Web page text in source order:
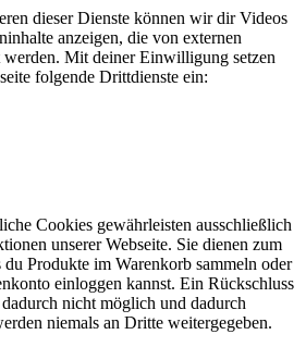
dieser Dienste können wir dir Videos
anzeigen, die von externen
werden. Mit deiner Einwilligung setzen
folgende Drittdienste ein:
Cookies gewährleisten ausschließlich
unserer Webseite. Sie dienen zum
du Produkte im Warenkorb sammeln oder
einloggen kannst. Ein Rückschluss
nicht möglich und dadurch
niemals an Dritte weitergegeben.